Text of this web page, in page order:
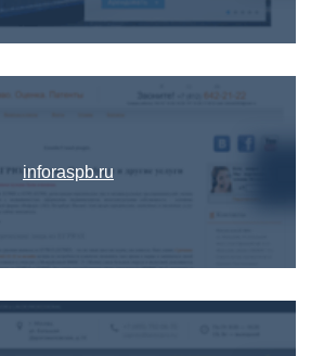
inforaspb.ru